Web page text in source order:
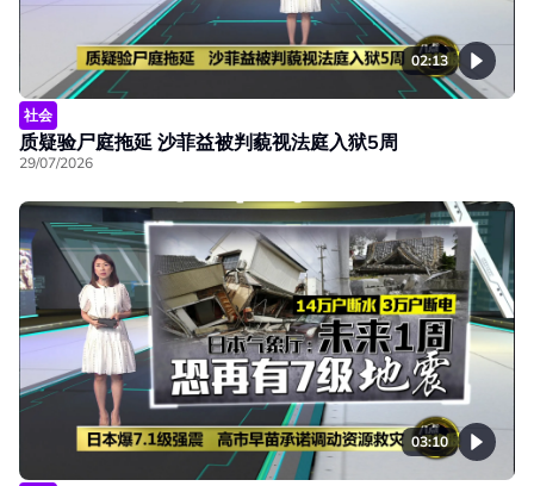
02:13
社会
质疑验尸庭拖延 沙菲益被判藐视法庭入狱5周
29/07/2026
03:10